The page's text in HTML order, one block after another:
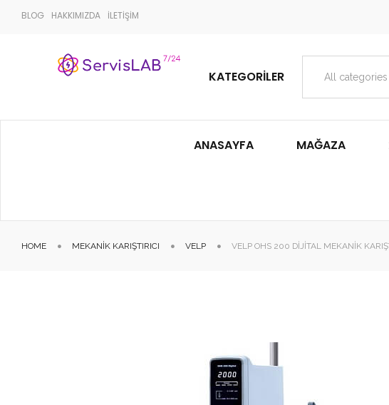
BLOG HAKKIMIZDA İLETİŞİM
KATEGORILER All categories
ANASAYFA MAĞAZA
HOME MEKANIK KARIŞTIRICI VELP VELP OHS 200 DIJITAL MEKANIK